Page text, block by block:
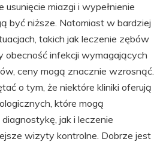
usunięcie miazgi i wypełnienie
być niższe. Natomiast w bardziej
takich jak leczenie zębów
obecność infekcji wymagających
ceny mogą znacznie wzrosnąć.
o tym, że niektóre kliniki oferują
które mogą
jak i leczenie
wizyty kontrolne. Dobrze jest